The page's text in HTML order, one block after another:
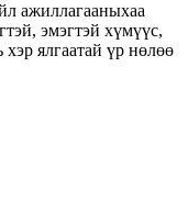
ажиллагааныхаа
эмэгтэй хүмүүс,
ялгаатай үр нөлөө